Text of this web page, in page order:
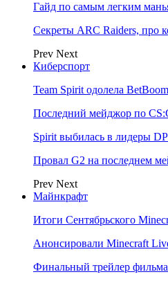
Гайд по самым легким
Секреты ARC Raiders, про
Prev Next
Киберспорт
Team Spirit одолела
Последний мейджор по
Spirit выбилась в лидеры
Провал G2 на последнем
Prev Next
Майнкрафт
Итоги Сентябрьского
Анонсировали Minecraft
Финальный трейлер